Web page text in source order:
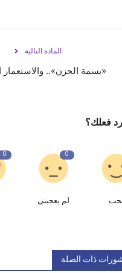
المادة التالية
«بسمة الحزن»..
فعلك؟
0
لم يعجبنى
0
ذات الصلة